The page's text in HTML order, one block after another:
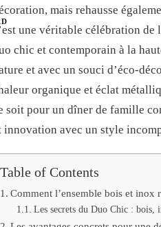
mais rehausse
une véritable célébration
chic et contemporain à la
et avec un souci d’éco-
organique et éclat
soit pour un dîner de famille
innovation avec un style
Table of Contents
Comment l’ensemble bois et inox
Les secrets du Duo Chic : bois,